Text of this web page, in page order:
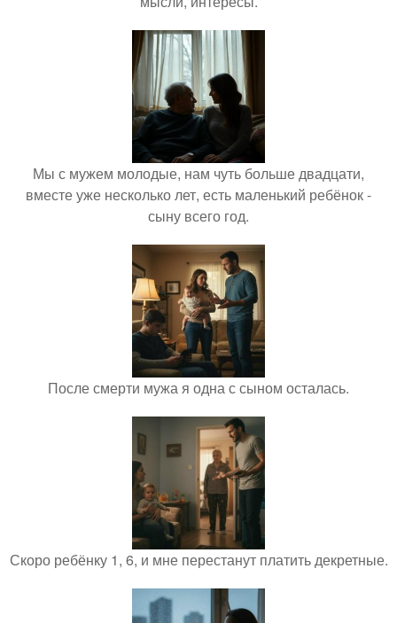
Мы с мужем молодые, нам чуть больше двадцати,
вместе уже несколько лет, есть маленький ребёнок -
сыну всего год.
После смерти мужа я одна с сыном осталась.
Скоро ребёнку 1, 6, и мне перестанут платить декретные.